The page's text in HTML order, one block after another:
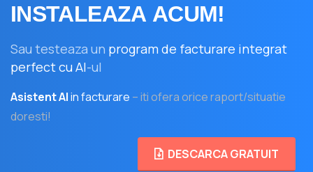
INSTALEAZA ACUM!
Sau testeaza un program de facturare integrat
perfect cu AI-ul
Asistent AIin facturare – iti ofera orice raport/situatie
doresti!
DESCARCA GRATUIT